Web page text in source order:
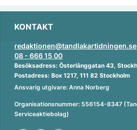
KONTAKT
redaktionen@tandlakartidningen.se
08 - 666 15 00
Besöksadress: Österlånggatan 43,
Postadress: Box 1217, 111 82 Stockholm
Ansvarig utgivare: Anna Norberg
Organisationsnummer: 556154-8347
Serviceaktiebolag)